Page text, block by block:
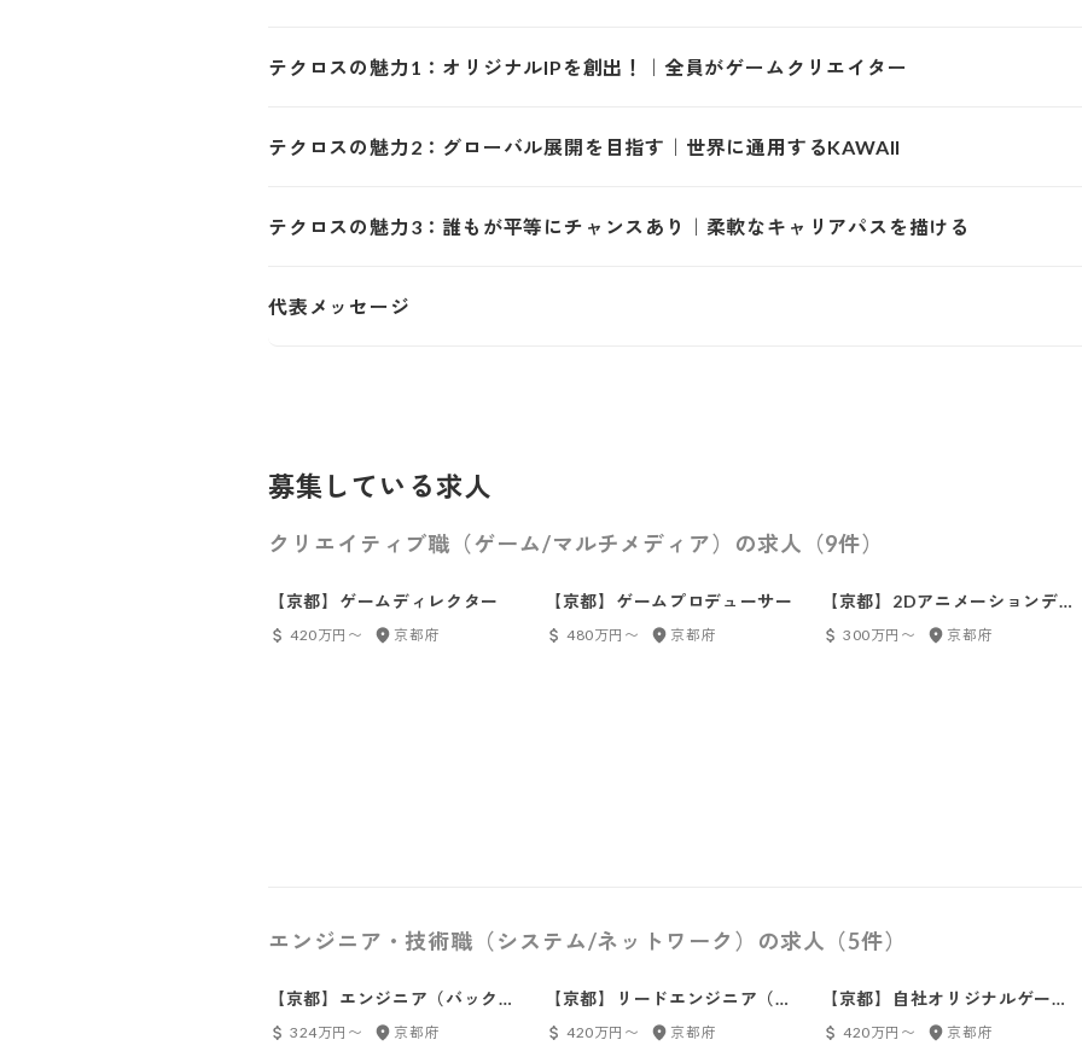
テクロスの魅力1：オリジナルIPを創出！｜全員がゲームクリエイター
テクロスの魅力2：グローバル展開を目指す｜世界に通用するKAWAII
テクロスの魅力3：誰もが平等にチャンスあり｜柔軟なキャリアパスを描ける
代表メッセージ
募集している求人
クリエイティブ職（ゲーム/マルチメディア）の求人（9件）
【京都】ゲームディレクター
420万円〜 京都府
【京都】ゲームプロデューサー
480万円〜 京都府
【京都】2Dアニメーションデザ
イナー
300万円〜 京都府
エンジニア・技術職（システム/ネットワーク）の求人（5件）
【京都】エンジニア（バックエ
ンド）
324万円〜 京都府
【京都】リードエンジニア（バ
ックエンド）
420万円〜 京都府
【京都】自社オリジナルゲーム
×リードエンジニア（クライア
420万円〜 京都府